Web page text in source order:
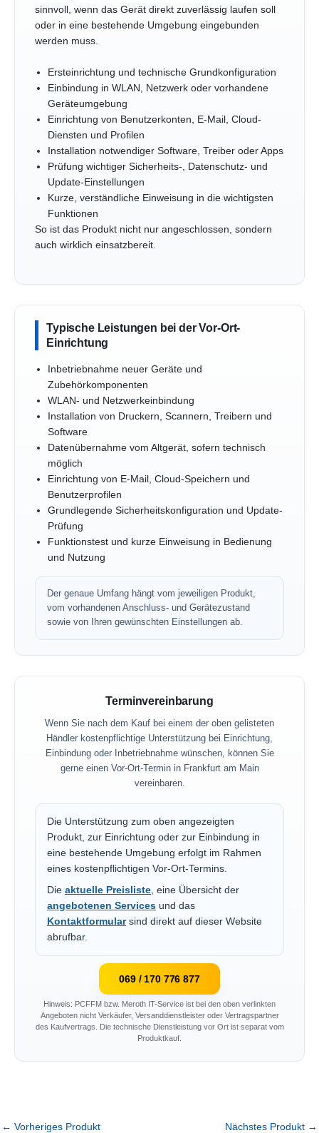
sinnvoll, wenn das Gerät direkt zuverlässig laufen soll
oder in eine bestehende Umgebung eingebunden
werden muss.
Ersteinrichtung und technische Grundkonfiguration
Einbindung in WLAN, Netzwerk oder vorhandene
Geräteumgebung
Einrichtung von Benutzerkonten, E-Mail, Cloud-
Diensten und Profilen
Installation notwendiger Software, Treiber oder Apps
Prüfung wichtiger Sicherheits-, Datenschutz- und
Update-Einstellungen
Kurze, verständliche Einweisung in die wichtigsten
Funktionen
So ist das Produkt nicht nur angeschlossen, sondern
auch wirklich einsatzbereit.
Typische Leistungen bei der Vor-Ort-
Einrichtung
Inbetriebnahme neuer Geräte und
Zubehörkomponenten
WLAN- und Netzwerkeinbindung
Installation von Druckern, Scannern, Treibern und
Software
Datenübernahme vom Altgerät, sofern technisch
möglich
Einrichtung von E-Mail, Cloud-Speichern und
Benutzerprofilen
Grundlegende Sicherheitskonfiguration und Update-
Prüfung
Funktionstest und kurze Einweisung in Bedienung
und Nutzung
Der genaue Umfang hängt vom jeweiligen Produkt,
vom vorhandenen Anschluss- und Gerätezustand
sowie von Ihren gewünschten Einstellungen ab.
Terminvereinbarung
Wenn Sie nach dem Kauf bei einem der oben gelisteten
Händler kostenpflichtige Unterstützung bei Einrichtung,
Einbindung oder Inbetriebnahme wünschen, können Sie
gerne einen Vor-Ort-Termin in Frankfurt am Main
vereinbaren.
Die Unterstützung zum oben angezeigten
Produkt, zur Einrichtung oder zur Einbindung in
eine bestehende Umgebung erfolgt im Rahmen
eines kostenpflichtigen Vor-Ort-Termins.
Die aktuelle Preisliste , eine Übersicht der
angebotenen Services und das
Kontaktformularsind direkt auf dieser Website
abrufbar.
069 / 170 776 877
Hinweis: PCFFM bzw. Meroth IT-Service ist bei den oben verlinkten
Angeboten nicht Verkäufer, Versanddienstleister oder Vertragspartner
des Kaufvertrags. Die technische Dienstleistung vor Ort ist separat vom
Produktkauf.
← Vorheriges Produkt Nächstes Produkt →